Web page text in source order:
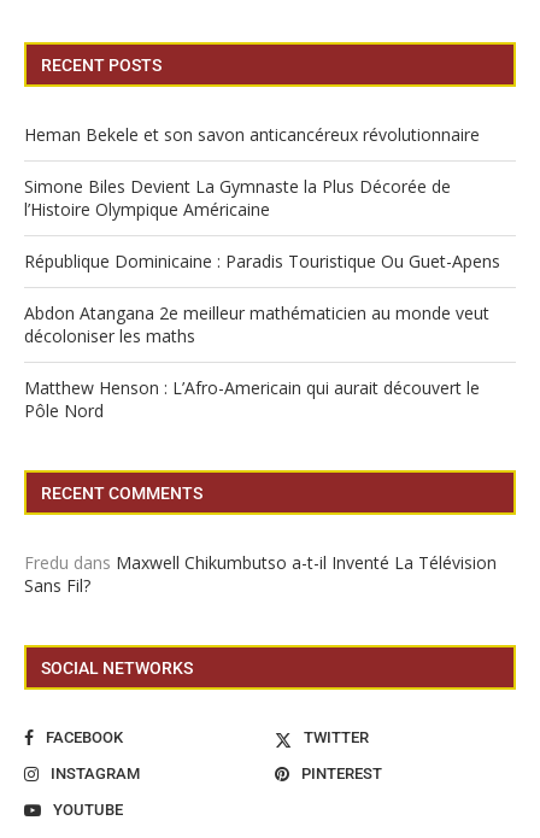
RECENT POSTS
Heman Bekele et son savon anticancéreux révolutionnaire
Simone Biles Devient La Gymnaste la Plus Décorée de
l’Histoire Olympique Américaine
République Dominicaine : Paradis Touristique Ou Guet-Apens
Abdon Atangana 2e meilleur mathématicien au monde veut
décoloniser les maths
Matthew Henson : L’Afro-Americain qui aurait découvert le
Pôle Nord
RECENT COMMENTS
Fredu dans Maxwell Chikumbutso a-t-il Inventé La Télévision
Sans Fil?
SOCIAL NETWORKS
FACEBOOK
TWITTER
INSTAGRAM
PINTEREST
YOUTUBE